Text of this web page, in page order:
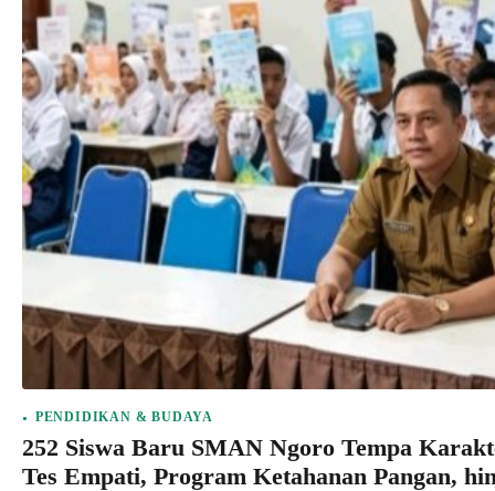
PENDIDIKAN & BUDAYA
252 Siswa Baru SMAN Ngoro Tempa
Tes Empati, Program Ketahanan Pangan,